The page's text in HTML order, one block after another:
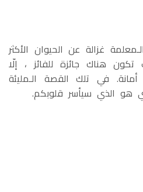
غزالة عن الحيوان الأكثر
هناك جائزة للفائز ، إلّا
في تلك القصة الـمليئة
هو الذي سيأسر قلوبكم.